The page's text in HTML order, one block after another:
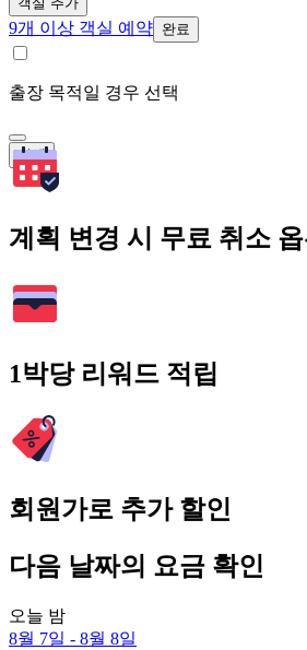
9개 이상 객실 예약 완료
출장 목적일 경우 선택
검색
계획 변경 시 무료 취소
1박당 리워드 적립
회원가로 추가 할인
다음 날짜의 요금 확인
오늘 밤
8월 7일 - 8월 8일